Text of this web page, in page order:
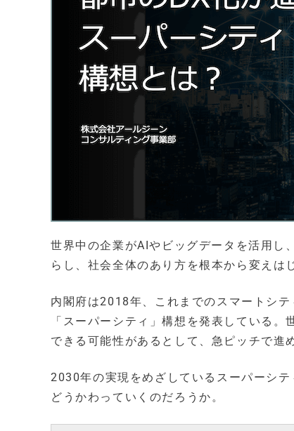
世界中の企業がAIやビッグデータを活用し
らし、社会全体のあり方を根本から変えは
内閣府は2018年、これまでのスマートシテ
「スーパーシティ」構想を発表している
できる可能性があるとして、急ピッチで進
2030年の実現をめざしているスーパーシ
どうかわっていくのだろうか。